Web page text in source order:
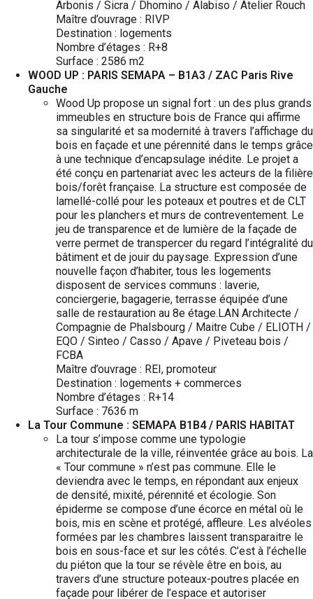
Arbonis / Sicra / Dhomino / Alabiso / Atelier Rouch
Maître d’ouvrage : RIVP
Destination : logements
Nombre d’étages : R+8
Surface : 2586 m2
WOOD UP : PARIS SEMAPA – B1A3 / ZAC Paris Rive
Gauche
Wood Up propose un signal fort : un des plus grands
immeubles en structure bois de France qui affirme
sa singularité et sa modernité à travers l’affichage du
bois en façade et une pérennité dans le temps grâce
à une technique d’encapsulage inédite. Le projet a
été conçu en partenariat avec les acteurs de la filière
bois/forêt française. La structure est composée de
lamellé-collé pour les poteaux et poutres et de CLT
pour les planchers et murs de contreventement. Le
jeu de transparence et de lumière de la façade de
verre permet de transpercer du regard l’intégralité du
bâtiment et de jouir du paysage. Expression d’une
nouvelle façon d’habiter, tous les logements
disposent de services communs : laverie,
conciergerie, bagagerie, terrasse équipée d’une
salle de restauration au 8e étage.LAN Architecte /
Compagnie de Phalsbourg / Maitre Cube / ELIOTH /
EQO / Sinteo / Casso / Apave / Piveteau bois /
FCBA
Maître d’ouvrage : REI, promoteur
Destination : logements + commerces
Nombre d’étages : R+14
Surface : 7636 m
La Tour Commune : SEMAPA B1B4 / PARIS HABITAT
La tour s’impose comme une typologie
architecturale de la ville, réinventée grâce au bois. La
« Tour commune » n’est pas commune. Elle le
deviendra avec le temps, en répondant aux enjeux
de densité, mixité, pérennité et écologie. Son
épiderme se compose d’une écorce en métal où le
bois, mis en scène et protégé, affleure. Les alvéoles
formées par les chambres laissent transparaitre le
bois en sous-face et sur les côtés. C’est à l’échelle
du piéton que la tour se révèle être en bois, au
travers d’une structure poteaux-poutres placée en
façade pour libérer de l’espace et autoriser